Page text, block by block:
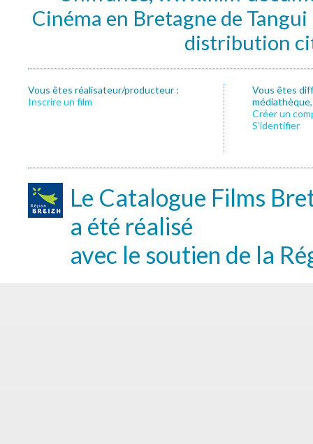
Cinéma en Bretagne de
distribution
Vous êtes réalisateur/producteur :
Inscrire un film
Vous êtes
Créer un
S’identifier
Le Catalogue Films
a été réalisé
avec le soutien de la